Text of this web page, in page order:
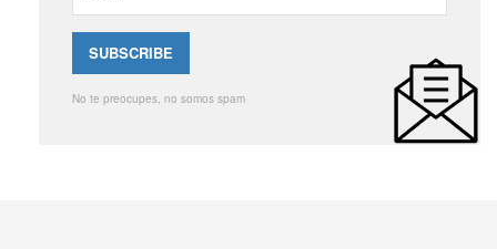
No te preocupes, no somos spam